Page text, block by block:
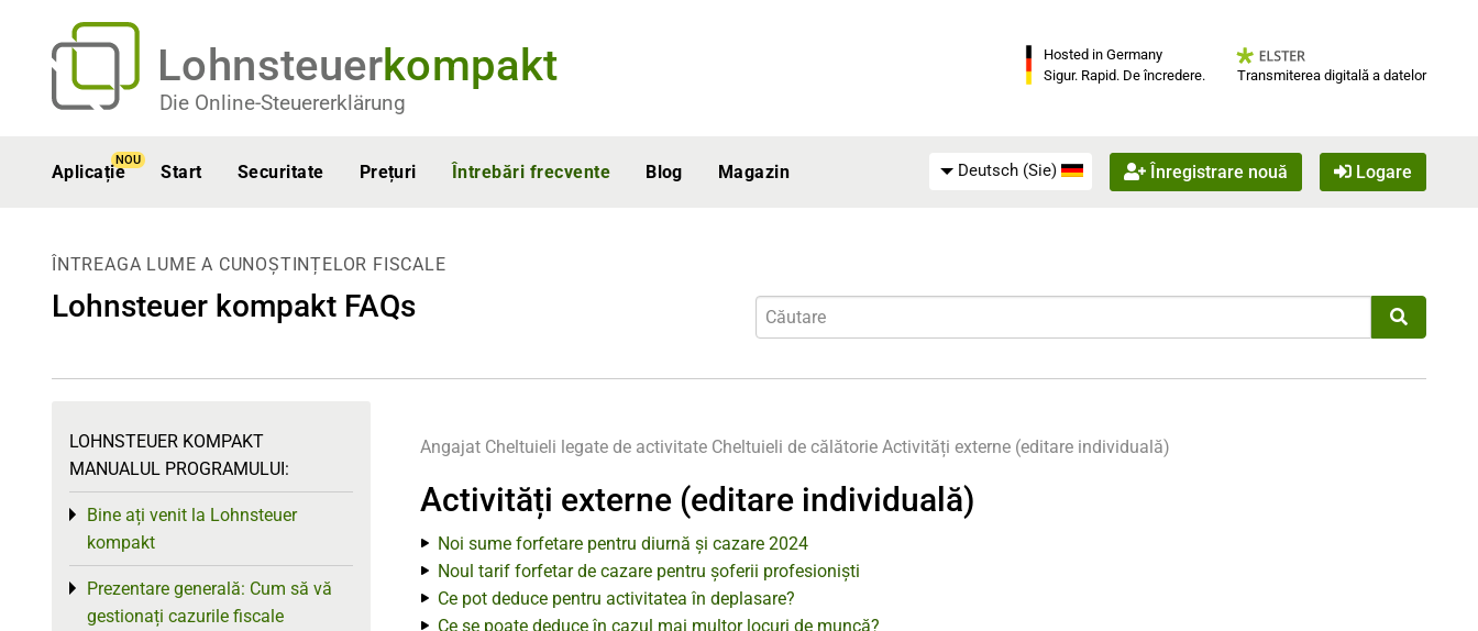
Lohnsteuerkompakt
Die Online-Steuererklärung
Hosted in Germany
Sigur. Rapid. De încredere.
Transmiterea digitală a datelor
Aplicație
NOU
Start Securitate Prețuri Întrebări frecvente Blog Magazin Deutsch (Sie) Înregistrare nouă Logare
ÎNTREAGA LUME A CUNOȘTINȚELOR FISCALE
Lohnsteuer kompakt FAQs
Angajat Cheltuieli legate de activitate Cheltuieli de călătorie Activități externe (editare individuală)
Activități externe (editare individuală)
Noi sume forfetare pentru diurnă și cazare 2024
Noul tarif forfetar de cazare pentru șoferii profesioniști
Ce pot deduce pentru activitatea în deplasare?
Ce se poate deduce în cazul mai multor locuri de muncă?
LOHNSTEUER KOMPAKT
MANUALUL PROGRAMULUI:
Bine ați venit la Lohnsteuer
kompakt
Toggle menu
Prezentare generală: Cum să vă
gestionați cazurile fiscale
Toggle menu